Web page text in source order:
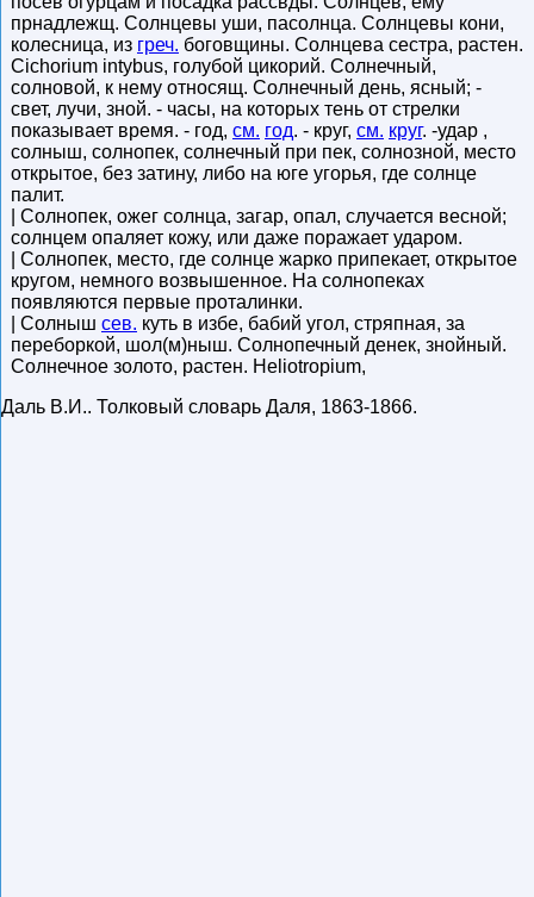
прнадлежщ. Солнцевы уши, пасолнца. Солнцевы кони,
колесница, из греч. боговщины. Солнцева сестра, растен.
Cichorium intybus, голубой цикорий. Солнечный,
солновой, к нему относящ. Солнечный день, ясный; -
свет, лучи, зной. - часы, на которых тень от стрелки
показывает время. - год, см. год. - круг, см. круг. -удар ,
солныш, солнопек, солнечный при пек, солнозной, место
открытое, без затину, либо на юге угорья, где солнце
палит.
| Солнопек, ожег солнца, загар, опал, случается весной;
солнцем опаляет кожу, или даже поражает ударом.
| Солнопек, место, где солнце жарко припекает, открытое
кругом, немного возвышенное. На солнопеках
появляются первые проталинки.
| Солныш сев. куть в избе, бабий угол, стряпная, за
переборкой, шол(м)ныш. Солнопечный денек, знойный.
Солнечное золото, растен. Heliotropium,
Даль В.И.. Толковый словарь Даля, 1863-1866.